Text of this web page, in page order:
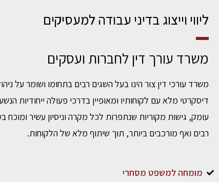
ליווי וייצוג בדיני עבודה למעסיקים
משרד עורך דין לחברות ועסקים
משרד עורכי דין צור הינו בעל השגים רבים בתחומו ושומר על
דיסקרטי מלא עם לקוחותיו ומאופיין בדרכי פעולה ייחודיות
עומק, גישות מקוריות שנתפרות לכל מקרה וניסיון עשיר ומוכח
רבים ואף מורכבים ביותר, תוך שיתוף מלא של הלקוחות.
מומחה למשפט מסחרי